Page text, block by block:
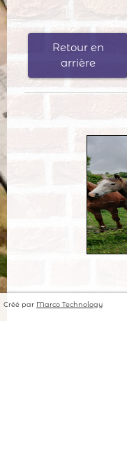
Retour en
arrière
Créé par Marco Technology